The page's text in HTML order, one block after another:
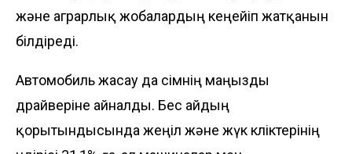
және аграрлық жобалардың кеңейіп жатқанын
білдіреді.
Автомобиль жасау да өсімнің маңызды
драйверіне айналды. Бес айдың
қорытындысында жеңіл және жүк көліктерінің